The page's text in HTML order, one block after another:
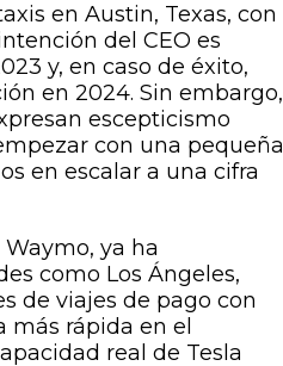
en Austin, Texas, con
del CEO es
y, en caso de éxito,
en 2024. Sin embargo,
escepticismo
con una pequeña
en escalar a una cifra
ya ha
como Los Ángeles,
de viajes de pago con
rápida en el
real de Tesla